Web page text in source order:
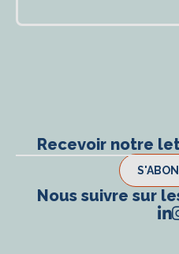
Recevoir notre
Nous suivre sur